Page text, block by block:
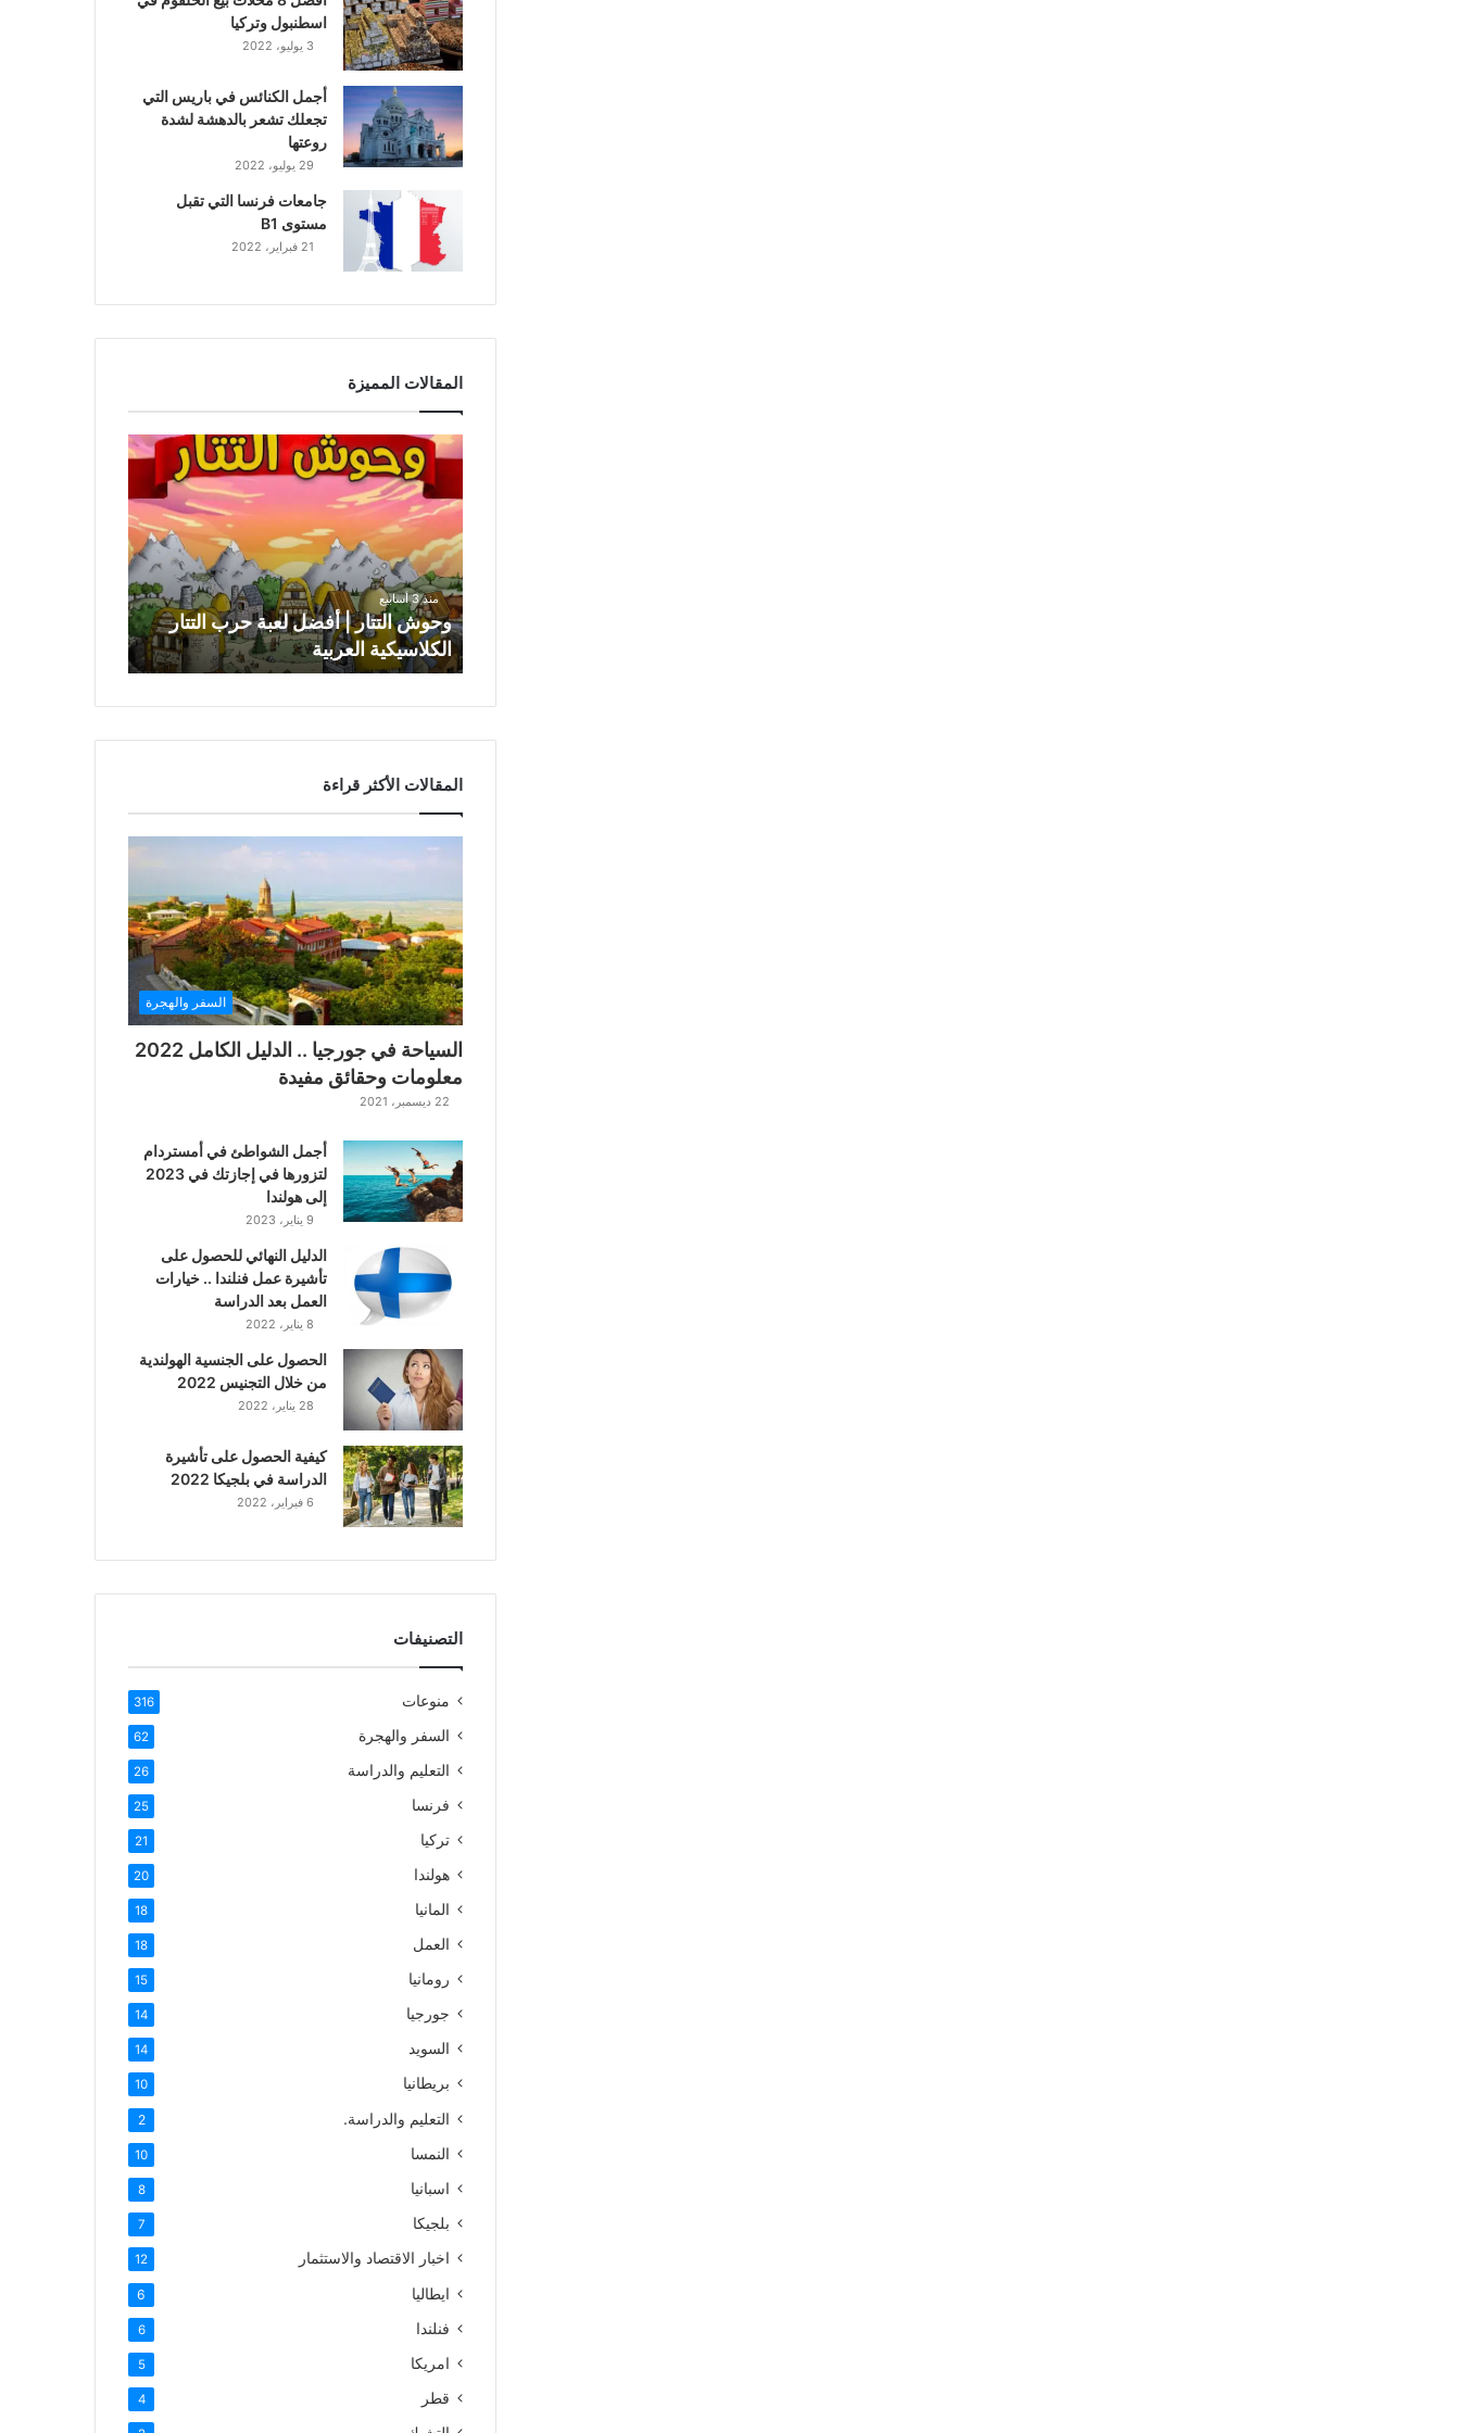
اسطنبول وتركيا
3 يوليو، 2022
أجمل الكنائس في باريس التي
تجعلك تشعر بالدهشة لشدة
روعتها
29 يوليو، 2022
جامعات فرنسا التي تقبل
مستوى B1
21 فبراير، 2022
المقالات المميزة
و
ش
ا
ت
ت
ا
ر
|
ض
ل
ع
ب
ر
ب
ا
ل
ت
ت
ا
ر
ا
ل
ا
س
ي
ع
ر
ب
ي
ة
منذ 3 أسابيع
وحوش التتار | أفضل لعبة حرب التتار
الكلاسيكية العربية
المقالات الأكثر قراءة
السفر والهجرة
السياحة في جورجيا .. الدليل الكامل 2022
معلومات وحقائق مفيدة
22 ديسمبر، 2021
أجمل الشواطئ في أمستردام
لتزورها في إجازتك في 2023
إلى هولندا
9 يناير، 2023
الدليل النهائي للحصول على
تأشيرة عمل فنلندا .. خيارات
العمل بعد الدراسة
8 يناير، 2022
الحصول على الجنسية الهولندية
من خلال التجنيس 2022
28 يناير، 2022
كيفية الحصول على تأشيرة
الدراسة في بلجيكا 2022
6 فبراير، 2022
التصنيفات
منوعات 316
السفر والهجرة 62
التعليم والدراسة 26
فرنسا 25
تركيا 21
هولندا 20
المانيا 18
العمل 18
رومانيا 15
جورجيا 14
السويد 14
بريطانيا 10
التعليم والدراسة. 2
النمسا 10
اسبانيا 8
بلجيكا 7
اخبار الاقتصاد والاستثمار 12
ايطاليا 6
فنلندا 6
امريكا 5
قطر 4